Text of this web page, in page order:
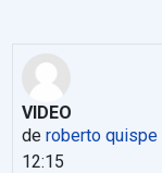
VIDEO
deroberto quispe
12:15